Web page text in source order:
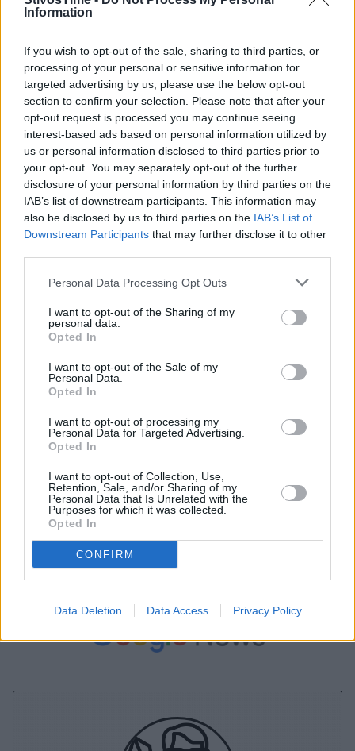
Information
If you wish to opt-out of the sale, sharing to third parties, or
processing of your personal or sensitive information for
targeted advertising by us, please use the below opt-out
section to confirm your selection. Please note that after your
opt-out request is processed you may continue seeing
interest-based ads based on personal information utilized by
us or personal information disclosed to third parties prior to
your opt-out. You may separately opt-out of the further
disclosure of your personal information by third parties on the
IAB’s list of downstream participants. This information may
also be disclosed by us to third parties on the IAB’s List of
Downstream Participants that may further disclose it to other
Personal Data Processing Opt Outs
I want to opt-out of the Sharing of my
personal data.
Opted In
I want to opt-out of the Sale of my
Personal Data.
Opted In
I want to opt-out of processing my
Personal Data for Targeted Advertising.
Opted In
I want to opt-out of Collection, Use,
Retention, Sale, and/or Sharing of my
Personal Data that Is Unrelated with the
Purposes for which it was collected.
Opted In
CONFIRM
Data Deletion Data Access Privacy Policy
A- A±
Αλεξόπουλος, Ηλίας Βασιλειάδης, Κώστας Γκατσιούδης,
Μπόλας, Χάρης Παπαδιάς, Κωνσταντίνα Ρετσινά, Νίκος
Τσώνης. Ναι ψήφισαν οι: Σοφία Σακοράφα, Κώστας
Κεντέρης, Ιάκωβος Πετσούλας, Γιώργος Γιατρουδάκης,
Γιάννης Λιούμπας, Γιάννης Μυστακίδης, Παναγιώτης
Δημάκος, Παρασκευή Παχατουρίδου, Πέτρος Μαντάς,
Κώστας Τριαντάφυλλος, Μαρία Μπελιμπασάκη.
Εξάλλου, το Διοικητικό Συμβούλιο ενέκρινε ομόφωνα
την πρόταση της Επιτροπής Υψηλού Αθλητισμού για το
νέο σχεδιασμό που θα ισχύσει για την ένταξη των
αθλητών και αθλητριών στο σχεδιασμό της επόμενης
διετίας. Ανάμεσα στις αλλαγές που προβλέπει το νέο
μοντέλο είναι η ένταξη της νέας κατηγορίας «ελίτ» που
κατέκτησαν μετάλλιο στις κορυφαίες διοργανώσεις.
αφορά στους αθλητές και τους προπονητές, αλλά και ο
νέος κανονισμός λειτουργίας του Υψηλού Αθλητισμού».
Εγγραφείτε στο Stivostime των